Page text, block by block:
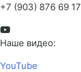
+7 (903) 876 69 17
Наше видео:
YouTube